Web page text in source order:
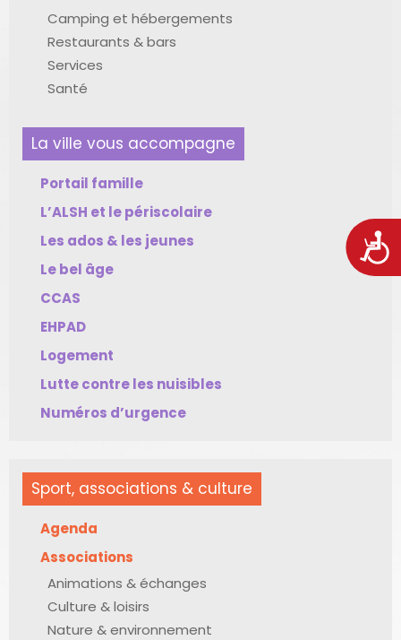
Camping et hébergements
Restaurants & bars
Services
Santé
La ville vous accompagne
Portail famille
L’ALSH et le périscolaire
Les ados & les jeunes
Le bel âge
CCAS
EHPAD
Logement
Lutte contre les nuisibles
Numéros d’urgence
Sport, associations & culture
Agenda
Associations
Animations & échanges
Culture & loisirs
Nature & environnement